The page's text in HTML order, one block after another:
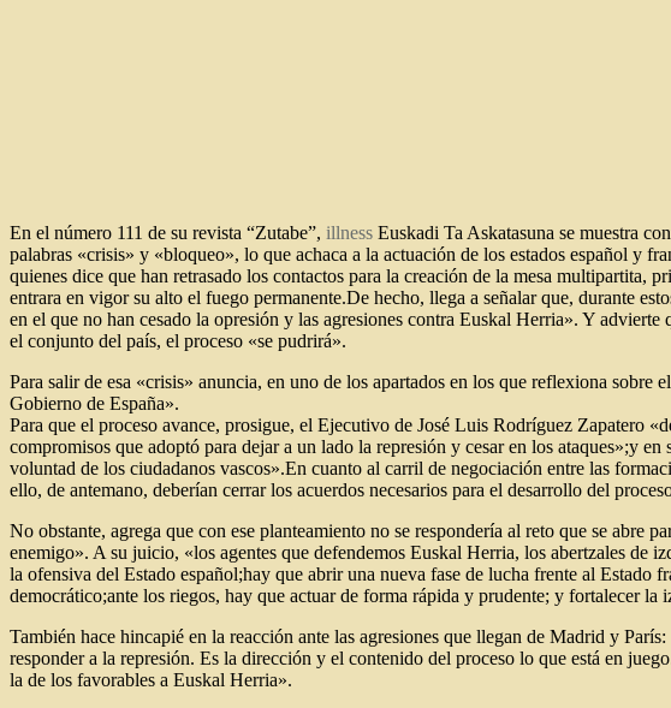
En el número 111 de su revista “Zutabe”, illness Euskadi Ta Askatasuna se muestra
palabras «crisis» y «bloqueo», lo que achaca a la actuación de los estados español y
quienes dice que han retrasado los contactos para la creación de la mesa multipartita,
entrara en vigor su alto el fuego permanente.De hecho, llega a señalar que, durante
en el que no han cesado la opresión y las agresiones contra Euskal Herria». Y
el conjunto del país, el proceso «se pudrirá».
Para salir de esa «crisis» anuncia, en uno de los apartados en los que reflexiona
Gobierno de España».
Para que el proceso avance, prosigue, el Ejecutivo de José Luis Rodríguez Zapatero
compromisos que adoptó para dejar a un lado la represión y cesar en los ataques»;y
voluntad de los ciudadanos vascos».En cuanto al carril de negociación entre las
ello, de antemano, deberían cerrar los acuerdos necesarios para el desarrollo del
No obstante, agrega que con ese planteamiento no se respondería al reto que se abre
enemigo». A su juicio, «los agentes que defendemos Euskal Herria, los abertzales de
la ofensiva del Estado español;hay que abrir una nueva fase de lucha frente al
democrático;ante los riegos, hay que actuar de forma rápida y prudente; y fortalecer la
También hace hincapié en la reacción ante las agresiones que llegan de Madrid y
responder a la represión. Es la dirección y el contenido del proceso lo que está en
la de los favorables a Euskal Herria».